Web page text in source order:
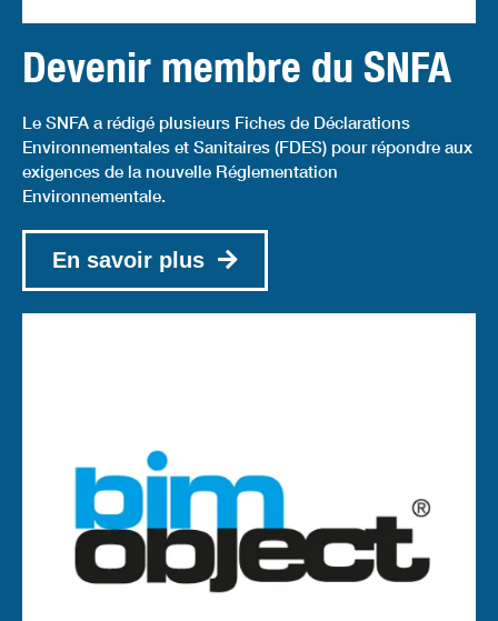
Devenir membre du SNFA
Le SNFA a rédigé plusieurs Fiches de Déclarations
Environnementales et Sanitaires (FDES) pour répondre aux
exigences de la nouvelle Réglementation
Environnementale.
En savoir plus